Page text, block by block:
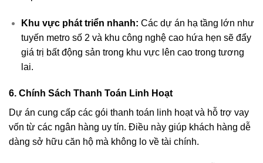
Khu vực phát triển nhanh: Các dự án hạ tầng lớn như
tuyến metro số 2 và khu công nghệ cao hứa hẹn sẽ đẩy
giá trị bất động sản trong khu vực lên cao trong tương
lai.
6. Chính Sách Thanh Toán Linh Hoạt
Dự án cung cấp các gói thanh toán linh hoạt và hỗ trợ vay
vốn từ các ngân hàng uy tín. Điều này giúp khách hàng dễ
dàng sở hữu căn hộ mà không lo về tài chính.